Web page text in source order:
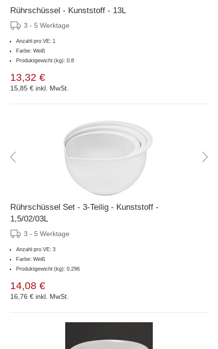
Rührschüssel - Kunststoff - 13L
3 - 5 Werktage
Anzahl pro VE: 1
Farbe: Weiß
Produktgewicht (kg): 0.8
13,32 €
15,85 € inkl. MwSt.
Rührschüssel Set - 3-Teilig - Kunststoff -
1,5/02/03L
3 - 5 Werktage
Anzahl pro VE: 3
Farbe: Weiß
Produktgewicht (kg): 0.296
14,08 €
16,76 € inkl. MwSt.